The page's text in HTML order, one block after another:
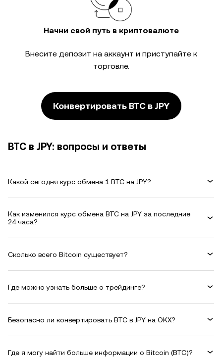
Начни свой путь в криптовалюте
Внесите депозит на аккаунт и приступайте к
торговле.
Конвертировать BTC в JPY
BTC в JPY: вопросы и ответы
Какой сегодня курс обмена 1 BTC на JPY?
Как изменился курс обмена BTC на JPY за последние
24 часа?
Сколько всего Bitcoin существует?
Где можно узнать больше о трейдинге?
Безопасно ли конвертировать BTC в JPY на OKX?
Где я могу найти больше информации о Bitcoin (BTC)?